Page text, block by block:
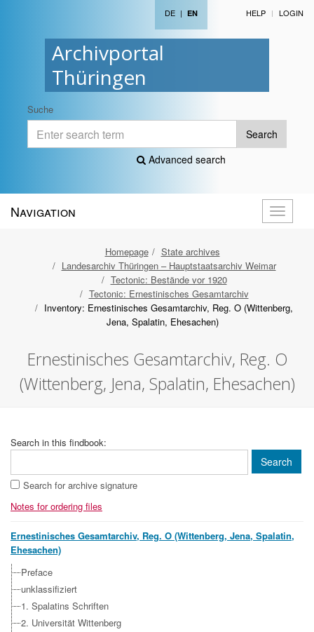
Archivportal
Thüringen
DE | EN HELP LOGIN
Suche
Search
Advanced search
Toggle
Navigation
Homepage
State archives
Landesarchiv Thüringen – Hauptstaatsarchiv Weimar
Tectonic: Bestände vor 1920
Tectonic: Ernestinisches Gesamtarchiv
Inventory: Ernestinisches Gesamtarchiv, Reg. O (Wittenberg,
Jena, Spalatin, Ehesachen)
Ernestinisches Gesamtarchiv, Reg. O
(Wittenberg, Jena, Spalatin, Ehesachen)
Search in this findbook:
Search for archive signature
Notes for ordering files
Ernestinisches Gesamtarchiv, Reg. O (Wittenberg, Jena, Spalatin,
Ehesachen)
Preface
unklassifiziert
1. Spalatins Schriften
2. Universität Wittenberg